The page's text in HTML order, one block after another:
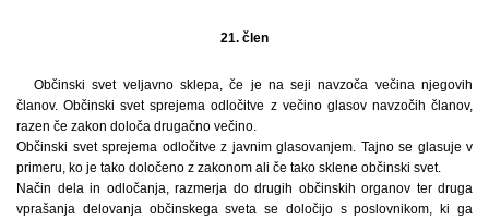
21. člen
Občinski svet veljavno sklepa, če je na seji navzoča večina njegovih
članov. Občinski svet sprejema odločitve z večino glasov navzočih članov,
razen če zakon določa drugačno večino.
Občinski svet sprejema odločitve z javnim glasovanjem. Tajno se glasuje v
primeru, ko je tako določeno z zakonom ali če tako sklene občinski svet.
Način dela in odločanja, razmerja do drugih občinskih organov ter druga
vprašanja delovanja občinskega sveta se določijo s poslovnikom, ki ga